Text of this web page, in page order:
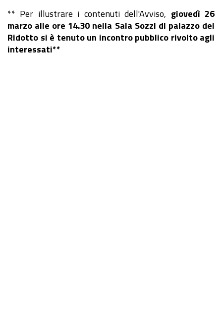
** Per illustrare i contenuti dell'Avviso, giovedì 26
marzo alle ore 14.30 nella Sala Sozzi di palazzo del
Ridotto si è tenuto un incontro pubblico rivolto agli
interessati**